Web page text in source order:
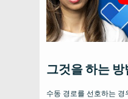
그것을 하는 방
수동 경로를 선호하는